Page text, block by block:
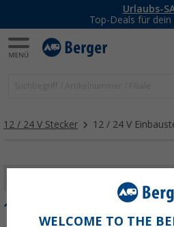
-
12 / 24 V Stecker 12 / 24 V
12 / 24 V
WELCOME TO THE